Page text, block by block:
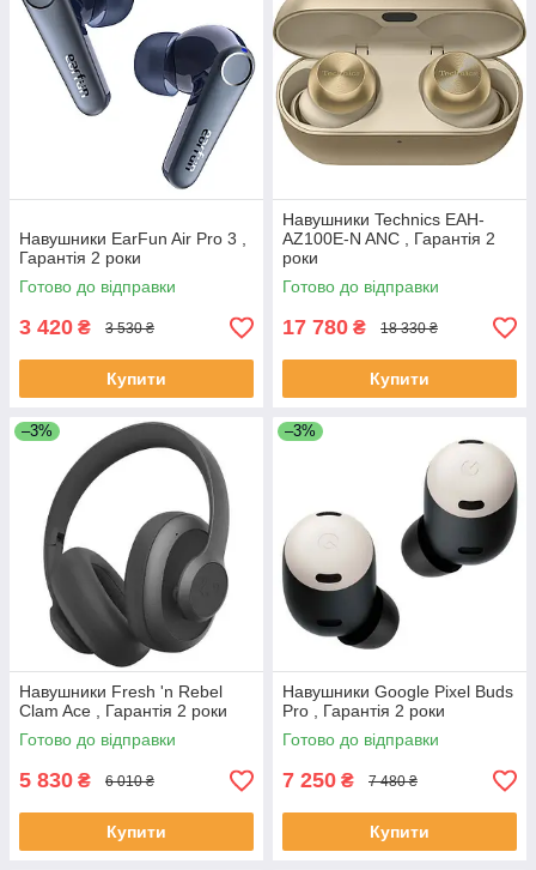
Навушники EarFun Air Pro 3 ,
Гарантія 2 роки
Готово до відправки
3 420 ₴ 3 530 ₴
Купити
Навушники Technics EAH-
AZ100E-N ANC , Гарантія 2
роки
Готово до відправки
17 780 ₴ 18 330 ₴
Купити
–3%
Навушники Fresh 'n Rebel
Clam Ace , Гарантія 2 роки
Готово до відправки
5 830 ₴ 6 010 ₴
Купити
–3%
Навушники Google Pixel Buds
Pro , Гарантія 2 роки
Готово до відправки
7 250 ₴ 7 480 ₴
Купити